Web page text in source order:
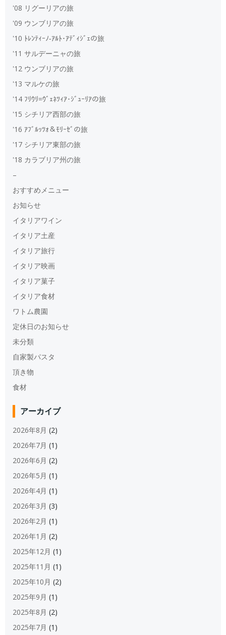
'08 リグーリアの旅
'09 ウンブリアの旅
'10 ﾄﾚﾝﾃｨｰﾉ‐ｱﾙﾄ･ｱﾃﾞｨｼﾞｪの旅
'11 サルデーニャの旅
'12 ウンブリアの旅
'13 マルケの旅
'14 ﾌﾘｳﾘ=ｳﾞｪﾈﾂｨｱ･ｼﾞｭｰﾘｱの旅
'15 シチリア西部の旅
'16 ｱﾌﾞﾙｯﾂｫ＆ﾓﾘｰｾﾞの旅
'17 シチリア東部の旅
'18 カラブリア州の旅
–
おすすめメニュー
お知らせ
イタリアワイン
イタリア土産
イタリア旅行
イタリア映画
イタリア菓子
イタリア食材
ワトム農園
定休日のお知らせ
未分類
自家製パスタ
頂き物
食材
アーカイブ
2026年8月 (2)
2026年7月 (1)
2026年6月 (2)
2026年5月 (1)
2026年4月 (1)
2026年3月 (3)
2026年2月 (1)
2026年1月 (2)
2025年12月 (1)
2025年11月 (1)
2025年10月 (2)
2025年9月 (1)
2025年8月 (2)
2025年7月 (1)